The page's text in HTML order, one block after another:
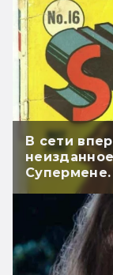
В сети